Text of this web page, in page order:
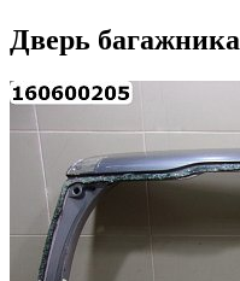
Дверь багажника